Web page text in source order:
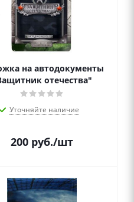
на автодокументы
отечества"
Уточняйте наличие
200 руб./шт